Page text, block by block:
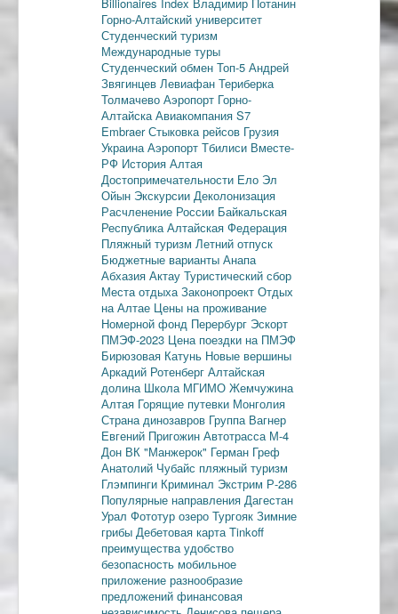
Горно-Алтайский университет
Студенческий туризм
Международные туры
Студенческий обмен Топ-5 Андрей
Звягинцев Левиафан Териберка
Толмачево Аэропорт Горно-
Алтайска Авиакомпания S7
EmbraerСтыковка рейсов Грузия
Украина Аэропорт Тбилиси Вместе-
РФ История Алтая
Достопримечательности Ело Эл
Ойын Экскурсии Деколонизация
Расчленение России Байкальская
Республика Алтайская Федерация
Пляжный туризм Летний отпуск
Бюджетные варианты Анапа
Абхазия Актау Туристический сбор
Места отдыха Законопроект Отдых
на Алтае Цены на проживание
Номерной фонд Перербург Эскорт
ПМЭФ-2023 Цена поездки на ПМЭФ
Бирюзовая Катунь Новые вершины
Аркадий Ротенберг Алтайская
долина Школа МГИМО Жемчужина
Алтая Горящие путевки Монголия
Страна динозавров Группа Вагнер
Евгений Пригожин Автотрасса М-4
Дон ВК "Манжерок" Герман Греф
Анатолий Чубайс пляжный туризм
Глэмпинги Криминал Экстрим Р-286
Популярные направления Дагестан
Урал Фототур озеро Тургояк Зимние
грибы Дебетовая карта Tinkoff
преимущества удобство
безопасность мобильное
приложение разнообразие
предложений финансовая